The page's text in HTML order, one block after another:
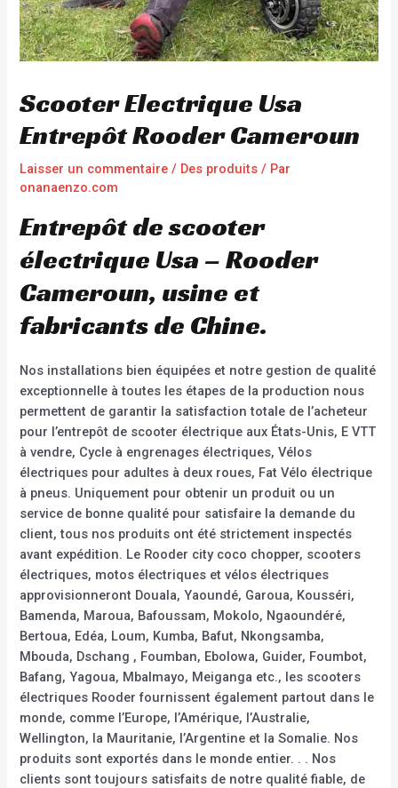
Scooter Electrique Usa
Entrepôt Rooder Cameroun
Laisser un commentaire / Des produits / Par
onanaenzo.com
Entrepôt de scooter
électrique Usa – Rooder
Cameroun, usine et
fabricants de Chine.
Nos installations bien équipées et notre gestion de qualité
exceptionnelle à toutes les étapes de la production nous
permettent de garantir la satisfaction totale de l’acheteur
pour l’entrepôt de scooter électrique aux États-Unis, E VTT
à vendre, Cycle à engrenages électriques, Vélos
électriques pour adultes à deux roues, Fat Vélo électrique
à pneus. Uniquement pour obtenir un produit ou un
service de bonne qualité pour satisfaire la demande du
client, tous nos produits ont été strictement inspectés
avant expédition. Le Rooder city coco chopper, scooters
électriques, motos électriques et vélos électriques
approvisionneront Douala, Yaoundé, Garoua, Kousséri,
Bamenda, Maroua, Bafoussam, Mokolo, Ngaoundéré,
Bertoua, Edéa, Loum, Kumba, Bafut, Nkongsamba,
Mbouda, Dschang , Foumban, Ebolowa, Guider, Foumbot,
Bafang, Yagoua, Mbalmayo, Meiganga etc., les scooters
électriques Rooder fournissent également partout dans le
monde, comme l’Europe, l’Amérique, l’Australie,
Wellington, la Mauritanie, l’Argentine et la Somalie. Nos
produits sont exportés dans le monde entier. . . Nos
clients sont toujours satisfaits de notre qualité fiable, de